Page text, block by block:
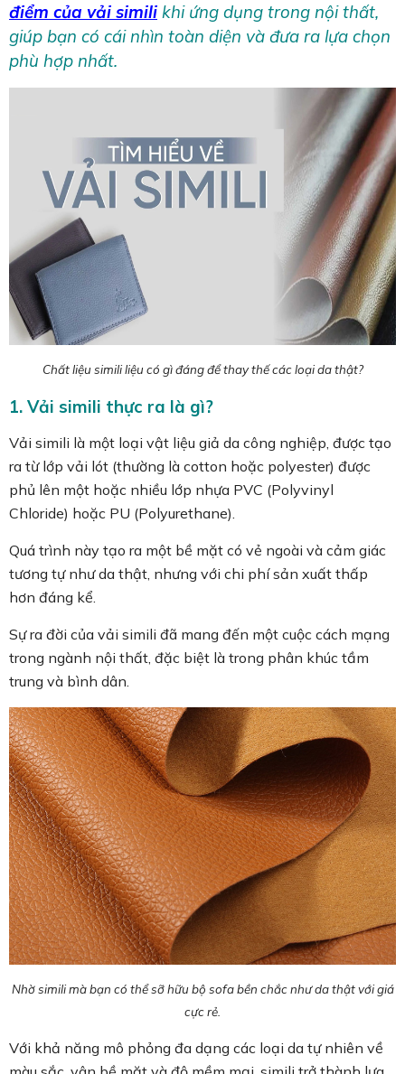
điểm của vải simili khi ứng dụng trong nội thất,
giúp bạn có cái nhìn toàn diện và đưa ra lựa chọn
phù hợp nhất.
Chất liệu simili liệu có gì đáng để thay thế các loại da thật?
1. Vải simili thực ra là gì?
Vải simili là một loại vật liệu giả da công nghiệp, được tạo
ra từ lớp vải lót (thường là cotton hoặc polyester) được
phủ lên một hoặc nhiều lớp nhựa PVC (Polyvinyl
Chloride) hoặc PU (Polyurethane).
Quá trình này tạo ra một bề mặt có vẻ ngoài và cảm giác
tương tự như da thật, nhưng với chi phí sản xuất thấp
hơn đáng kể.
Sự ra đời của vải simili đã mang đến một cuộc cách mạng
trong ngành nội thất, đặc biệt là trong phân khúc tầm
trung và bình dân.
Nhờ simili mà bạn có thể sỡ hữu bộ sofa bền chắc như da thật với giá
cực rẻ.
Với khả năng mô phỏng đa dạng các loại da tự nhiên về